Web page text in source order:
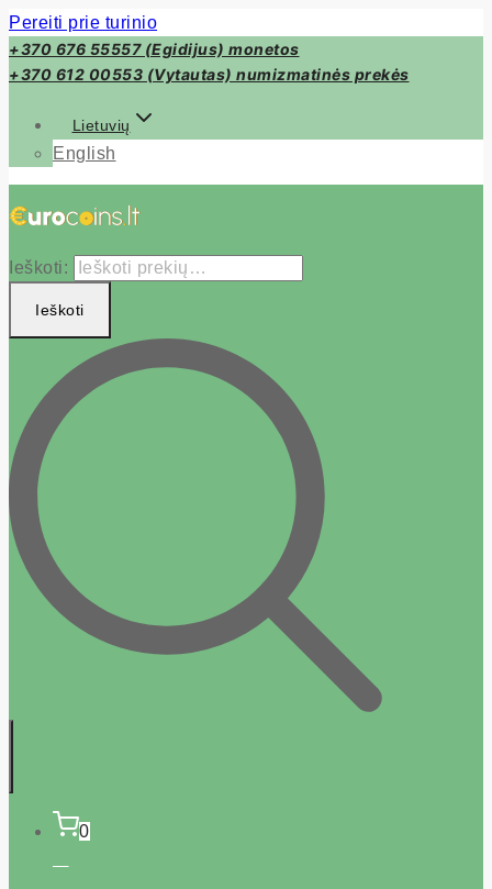
Pereiti prie turinio
+370 676 55557 (Egidijus) monetos
+370 612 00553 (Vytautas) numizmatinės prekės
Lietuvių
English
Ieškoti:
Ieškoti
0